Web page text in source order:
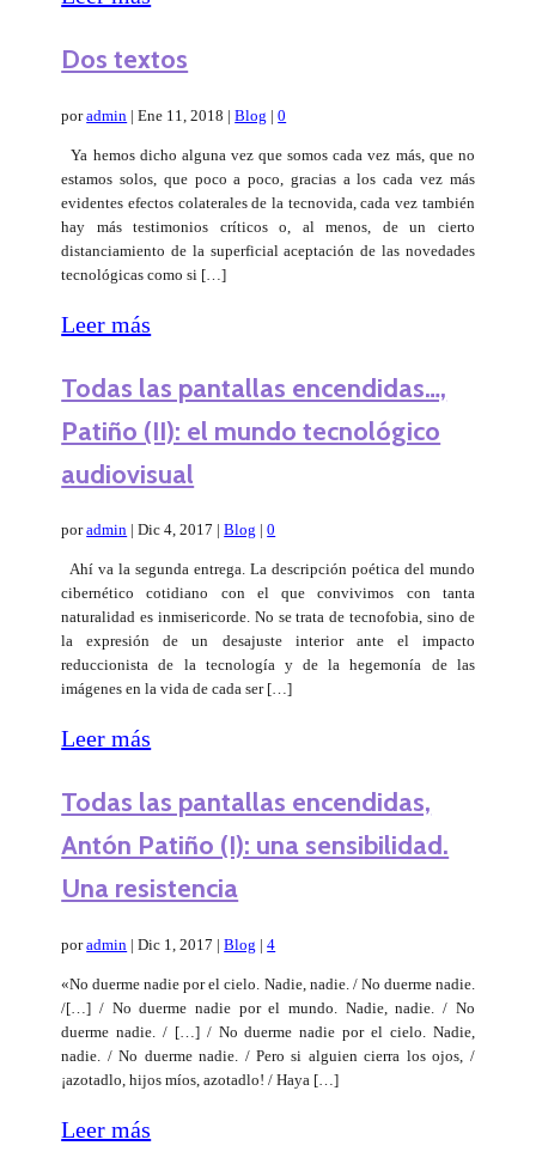
Dos textos
poradmin |Ene 11, 2018 |Blog |0
Ya hemos dicho alguna vez que somos cada vez más, que no
estamos solos, que poco a poco, gracias a los cada vez más
evidentes efectos colaterales de la tecnovida, cada vez también
hay más testimonios críticos o, al menos, de un cierto
distanciamiento de la superficial aceptación de las novedades
tecnológicas como si […]
Leer más
Todas las pantallas encendidas…,
Patiño (II): el mundo tecnológico
audiovisual
poradmin |Dic 4, 2017 |Blog |0
Ahí va la segunda entrega. La descripción poética del mundo
cibernético cotidiano con el que convivimos con tanta
naturalidad es inmisericorde. No se trata de tecnofobia, sino de
la expresión de un desajuste interior ante el impacto
reduccionista de la tecnología y de la hegemonía de las
imágenes en la vida de cada ser […]
Leer más
Todas las pantallas encendidas,
Antón Patiño (I): una sensibilidad.
Una resistencia
poradmin |Dic 1, 2017 |Blog |4
«No duerme nadie por el cielo. Nadie, nadie. / No duerme nadie.
/[…] / No duerme nadie por el mundo. Nadie, nadie. / No
duerme nadie. / […] / No duerme nadie por el cielo. Nadie,
nadie. / No duerme nadie. / Pero si alguien cierra los ojos, /
¡azotadlo, hijos míos, azotadlo! / Haya […]
Leer más